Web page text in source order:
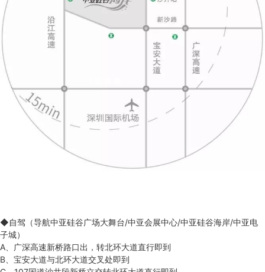
◆自驾（导航中亚硅谷广场大舞台/中亚会展中心/中亚硅谷海岸/中亚电
子城）
A、广深高速新桥路口出，转北环大道直行即到
B、宝安大道与北环大道交叉处即到